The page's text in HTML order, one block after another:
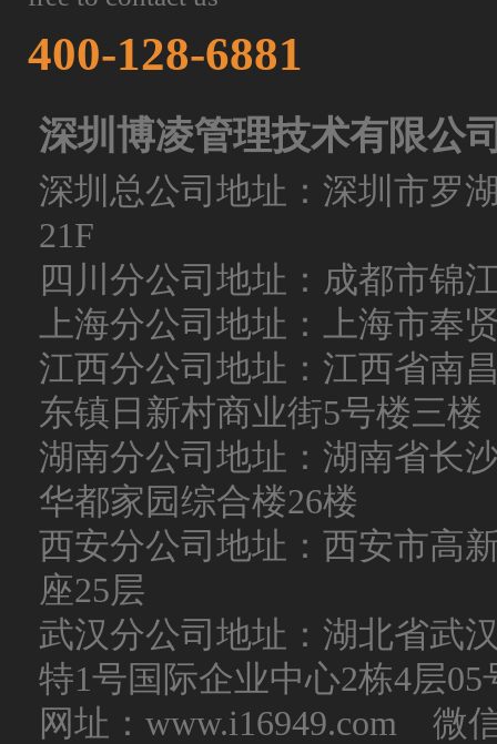
400-128-6881
深圳博凌管理技术有限公
深圳总公司地址：深圳市罗
21F
四川分公司地址：成都市锦
上海分公司地址：上海市奉
江西分公司地址：江西省南
东镇日新村商业街5号楼三楼
湖南分公司地址：湖南省长
华都家园综合楼26楼
西安分公司地址：西安市高
座25层
武汉分公司地址：湖北省武
特1号国际企业中心2栋4层05
网址：www.i16949.com 微